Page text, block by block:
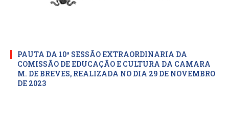
PAUTA DA 10ª SESSÃO EXTRAORDINARIA DA
COMISSÃO DE EDUCAÇÃO E CULTURA DA CAMARA
M. DE BREVES, REALIZADA NO DIA 29 DE NOVEMBRO
DE 2023